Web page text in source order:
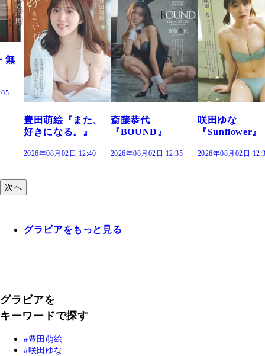
豊田萌絵『また、
好きになる。』
2026年08月02日 12:40
斎藤恭代
『BOUND』
2026年08月02日 12:35
咲田ゆな
『Sunflower』
2026年08月02日
無
次へ
グラビアをもっと見る
グラビアを
キーワードで探す
豊田萌絵
咲田ゆな